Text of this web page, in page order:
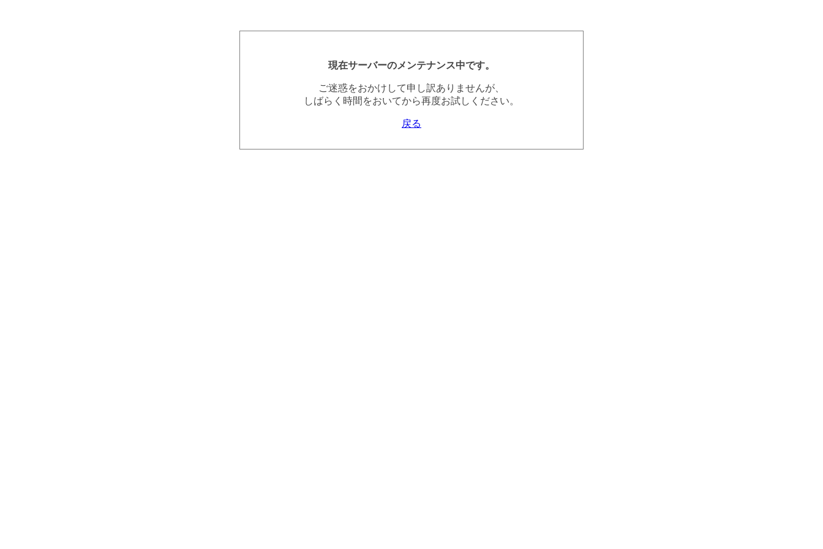
現在サーバーのメンテナンス中です。
ご迷惑をおかけして申し訳ありませんが、
しばらく時間をおいてから再度お試しください。
戻る